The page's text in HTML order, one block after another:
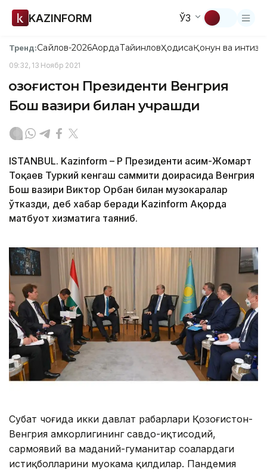
KAZINFORM ЎЗ
Тренд:Сайлов-2026АқордаТайинловҲодисаҚонун ва
09:32, 13 Ноябр 2021
Қозоғистон Президенти Венгрия
Бош вазири билан учрашди
ISTANBUL. Kazinform – ҚР Президенти Қасим-Жомарт
Тоқаев Туркий кенгаш саммити доирасида Венгрия
Бош вазири Виктор Орбан билан музокаралар
ўтказди, деб хабар беради Kazinform Ақорда
матбуот хизматига таяниб.
Суҳбат чоғида икки давлат раҳбарлари Қозоғистон-
Венгрия ҳамкорлигининг савдо-иқтисодий,
сармоявий ва маданий-гуманитар соҳалардаги
истиқболларини муҳокама қилдилар. Пандемия